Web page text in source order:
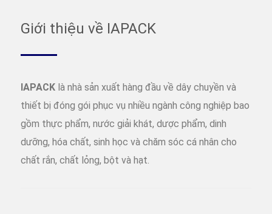
Giới thiệu về IAPACK
IAPACK là nhà sản xuất hàng đầu về dây chuyền và
thiết bị đóng gói phục vụ nhiều ngành công nghiệp bao
gồm thực phẩm, nước giải khát, dược phẩm, dinh
dưỡng, hóa chất, sinh học và chăm sóc cá nhân cho
chất rắn, chất lỏng, bột và hạt.